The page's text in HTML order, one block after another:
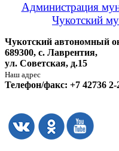
Администрация
Чукотский
Чукотский автономный
689300, с. Лаврентия,
ул. Советская, д.15
Наш адрес
Телефон/факс: +7 42736 2-